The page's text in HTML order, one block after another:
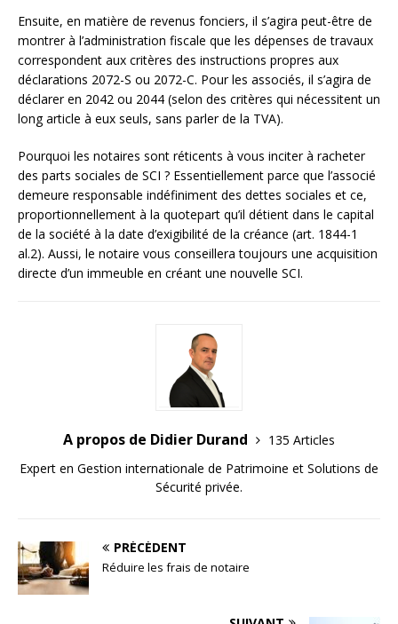
Ensuite, en matière de revenus fonciers, il s’agira peut-être de
montrer à l’administration fiscale que les dépenses de travaux
correspondent aux critères des instructions propres aux
déclarations 2072-S ou 2072-C. Pour les associés, il s’agira de
déclarer en 2042 ou 2044 (selon des critères qui nécessitent un
long article à eux seuls, sans parler de la TVA).
Pourquoi les notaires sont réticents à vous inciter à racheter
des parts sociales de SCI ? Essentiellement parce que l’associé
demeure responsable indéfiniment des dettes sociales et ce,
proportionnellement à la quotepart qu’il détient dans le capital
de la société à la date d’exigibilité de la créance (art. 1844-1
al.2). Aussi, le notaire vous conseillera toujours une acquisition
directe d’un immeuble en créant une nouvelle SCI.
A propos de Didier Durand
135 Articles
Expert en Gestion internationale de Patrimoine et Solutions de
Sécurité privée.
PRÉCÉDENT
Réduire les frais de notaire